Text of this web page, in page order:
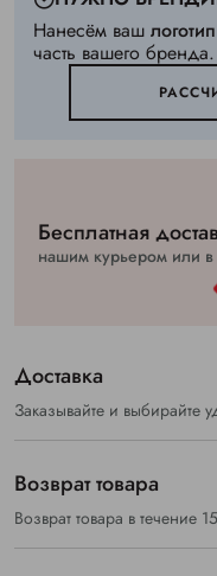
Нанесём ваш
часть вашего бренда.
Бесплатная
нашим курьером или в
Доставка
Заказывайте и выбирайте
Возврат товара
Возврат товара в течение